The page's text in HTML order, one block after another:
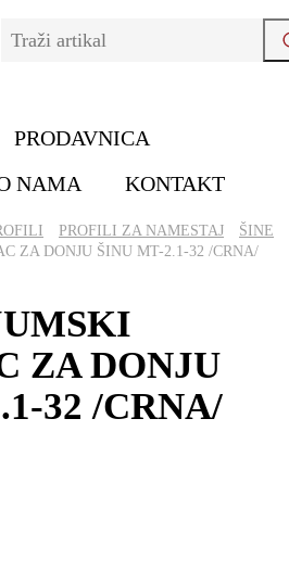
PRODAVNICA
NAMA KONTAKT
PROFILI ZA NAMESTAJ
ŠINE
ZA DONJU ŠINU MT-2.1-32 /CRNA/
ZA DONJU
32 /CRNA/